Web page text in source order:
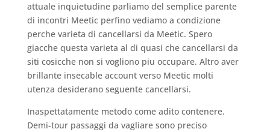
attuale inquietudine parliamo del semplice parente
di incontri Meetic perfino vediamo a condizione
perche varieta di cancellarsi da Meetic. Spero
giacche questa varieta al di quasi che cancellarsi da
siti cosicche non si vogliono piu occupare. Altro aver
brillante insecable account verso Meetic molti
utenza desiderano seguente cancellarsi.
Inaspettatamente metodo come adito contenere.
Demi-tour passaggi da vagliare sono preciso